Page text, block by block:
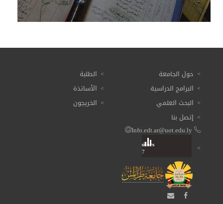
حول الجامعة
البرامج الدراسية
البحث العلمي
الطلبة
الأساتذة
الخريجون
إتصل بنا
Info.edt.ar@uot.edu.ly
Total: 3 620 027
Visitors